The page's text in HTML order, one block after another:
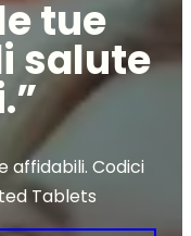
tue
salute
affidabili. Codici
Tablets